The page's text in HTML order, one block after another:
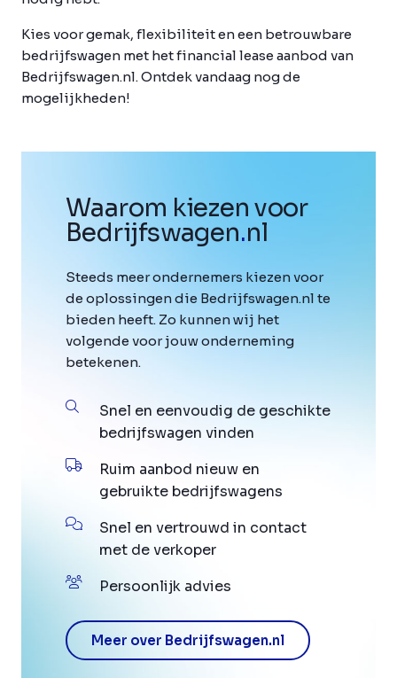
Kies voor gemak, flexibiliteit en een betrouwbare
bedrijfswagen met het financial lease aanbod van
Bedrijfswagen.nl. Ontdek vandaag nog de
mogelijkheden!
Waarom kiezen voor
Bedrijfswagen.nl
Steeds meer ondernemers kiezen voor
de oplossingen die Bedrijfswagen.nl te
bieden heeft. Zo kunnen wij het
volgende voor jouw onderneming
betekenen.
Snel en eenvoudig de geschikte
bedrijfswagen vinden
Ruim aanbod nieuw en
gebruikte bedrijfswagens
Snel en vertrouwd in contact
met de verkoper
Persoonlijk advies
Meer over Bedrijfswagen.nl